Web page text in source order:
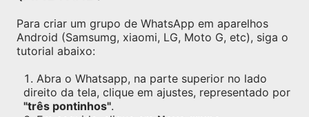
Para criar um grupo de WhatsApp em aparelhos
Android (Samsumg, xiaomi, LG, Moto G, etc), siga o
tutorial abaixo:
Abra o Whatsapp, na parte superior no lado
direito da tela, clique em ajustes, representado por
"três pontinhos".